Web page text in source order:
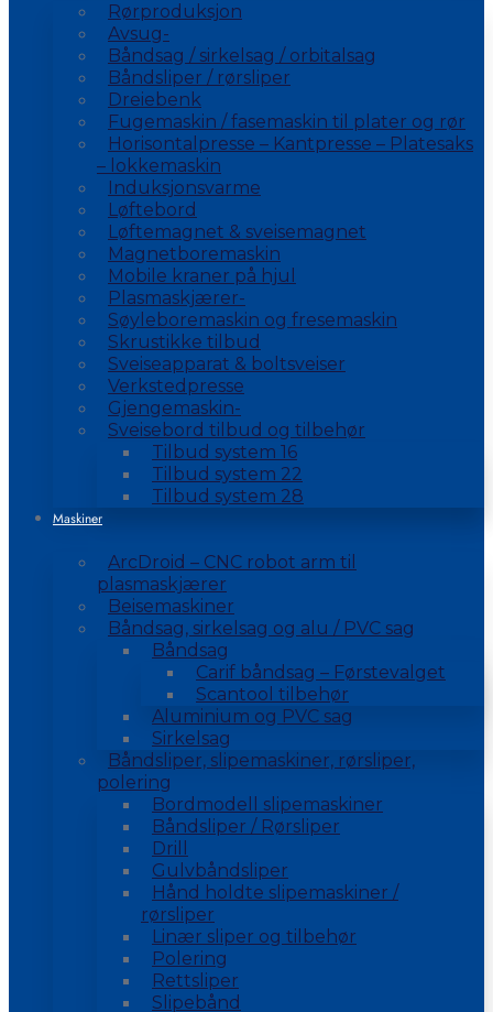
Rørproduksjon
Avsug-
Båndsag / sirkelsag / orbitalsag
Båndsliper / rørsliper
Dreiebenk
Fugemaskin / fasemaskin til plater og rør
Horisontalpresse – Kantpresse – Platesaks
– lokkemaskin
Induksjonsvarme
Løftebord
Løftemagnet & sveisemagnet
Magnetboremaskin
Mobile kraner på hjul
Plasmaskjærer-
Søyleboremaskin og fresemaskin
Skrustikke tilbud
Sveiseapparat & boltsveiser
Verkstedpresse
Gjengemaskin-
Sveisebord tilbud og tilbehør
Tilbud system 16
Tilbud system 22
Tilbud system 28
Maskiner
ArcDroid – CNC robot arm til
plasmaskjærer
Beisemaskiner
Båndsag, sirkelsag og alu / PVC sag
Båndsag
Carif båndsag – Førstevalget
Scantool tilbehør
Aluminium og PVC sag
Sirkelsag
Båndsliper, slipemaskiner, rørsliper,
polering
Bordmodell slipemaskiner
Båndsliper / Rørsliper
Drill
Gulvbåndsliper
Hånd holdte slipemaskiner /
rørsliper
Linær sliper og tilbehør
Polering
Rettsliper
Slipebånd